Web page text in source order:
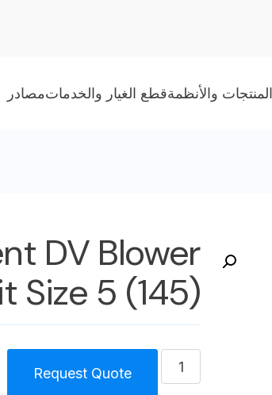
المنتجات والأنظمةقطع الغيار والخدماتمصادر
DV Blower
Size 5 (145)
كمية
Air
Request Quote